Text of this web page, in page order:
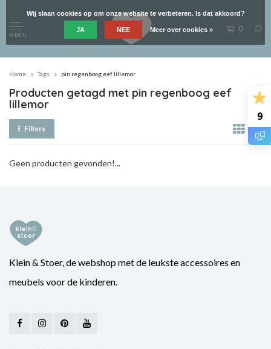
9
MENU
0
Home Tags pin regenboog eef lillemor
Producten getagd met pin regenboog eef
lillemor
Filters
Geen producten gevonden!...
Klein & Stoer, de webshop met de leukste accessoires en
meubels voor de kinderen.
Wij slaan cookies op om onze website te verbeteren. Is dat akkoord?
JA NEE Meer over cookies »